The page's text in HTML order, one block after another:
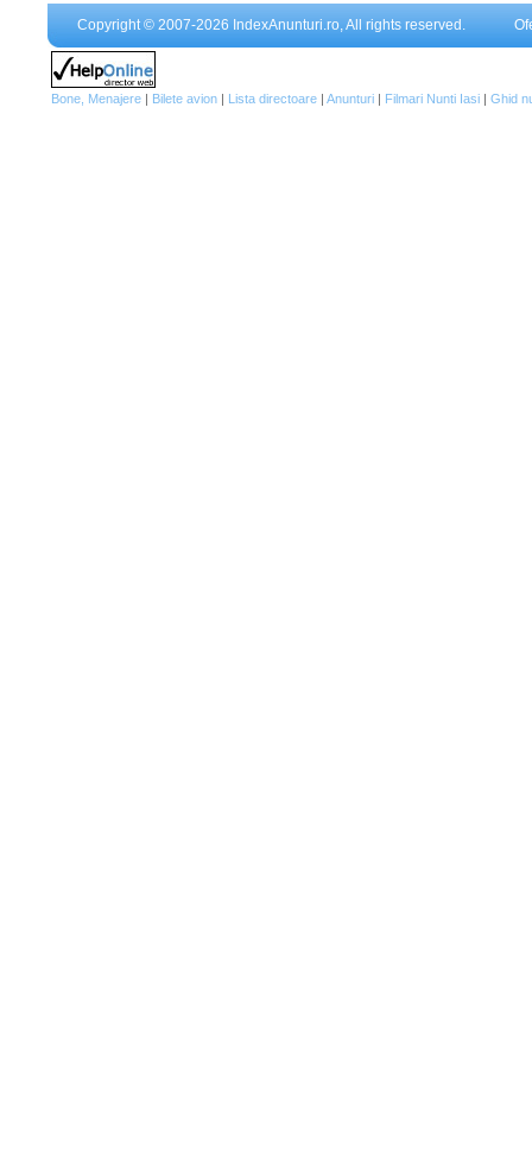
Copyright © 2007-2026 IndexAnunturi.ro, All rights reserved.
Bone, Menajere | Bilete avion | Lista directoare | Anunturi | Filmari Nunti Iasi | Ghid